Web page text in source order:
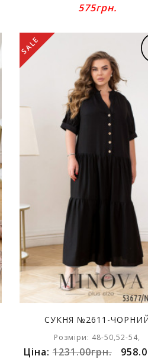
575грн.
SALE
СУКНЯ №2611-
Розміри: 48-50,52-54,
Ціна:1231.00грн.